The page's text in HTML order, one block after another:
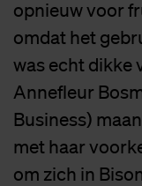
opnieuw voor
omdat het
was echt dikke
Annefleur
Business)
met haar
om zich in